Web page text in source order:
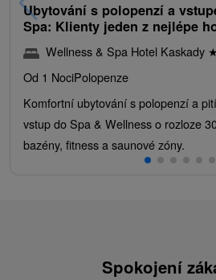
Ubytování s polopenzí a
Spa: Klienty jeden z nejlépe
Wellness & Spa Hotel Kaskady ★
Od 1 NociPolopenze
Komfortní ubytování s polopenzí a
vstup do Spa & Wellness o rozloze
bazény, fitness a saunové zóny.
Spokojení